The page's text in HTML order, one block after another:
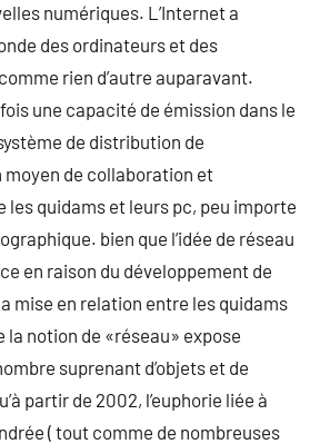
numériques. L’Internet a
des ordinateurs et des
rien d’autre auparavant.
une capacité de émission dans le
de distribution de
moyen de collaboration et
les quidams et leurs pc, peu importe
bien que l’idée de réseau
en raison du développement de
mise en relation entre les quidams
la notion de «réseau» expose
suprenant d’objets et de
partir de 2002, l’euphorie liée à
( tout comme de nombreuses